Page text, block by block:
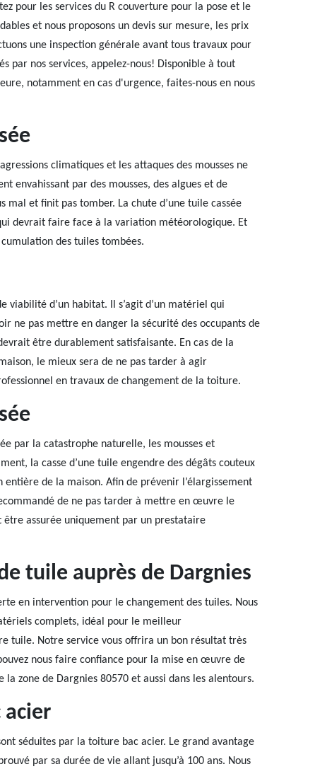
pour les services du R couverture pour la pose et le
et nous proposons un devis sur mesure, les prix
une inspection générale avant tous travaux pour
par nos services, appelez-nous! Disponible à tout
notamment en cas d'urgence, faites-nous en nous
climatiques et les attaques des mousses ne
envahissant par des mousses, des algues et de
mal et finit pas tomber. La chute d’une tuile cassée
devrait faire face à la variation météorologique. Et
des tuiles tombées.
d’un habitat. Il s’agit d’un matériel qui
ne pas mettre en danger la sécurité des occupants de
être durablement satisfaisante. En cas de la
le mieux sera de ne pas tarder à agir
en travaux de changement de la toiture.
par la catastrophe naturelle, les mousses et
la casse d’une tuile engendre des dégâts couteux
de la maison. Afin de prévenir l’élargissement
de ne pas tarder à mettre en œuvre le
assurée uniquement par un prestataire
tuile auprès de Dargnies
en intervention pour le changement des tuiles. Nous
complets, idéal pour le meilleur
tuile. Notre service vous offrira un bon résultat très
nous faire confiance pour la mise en œuvre de
zone de Dargnies 80570 et aussi dans les alentours.
acier
séduites par la toiture bac acier. Le grand avantage
par sa durée de vie allant jusqu’à 100 ans. Nous